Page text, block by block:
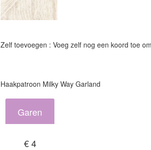
Zelf toevoegen : Voeg zelf nog een koord toe
Haakpatroon Milky Way Garland
Garen
€ 4